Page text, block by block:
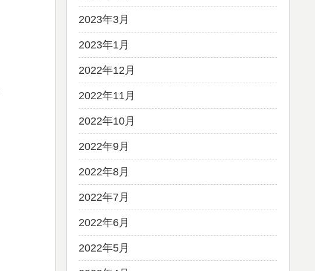
2023年3月
2023年1月
2022年12月
2022年11月
2022年10月
2022年9月
2022年8月
2022年7月
2022年6月
2022年5月